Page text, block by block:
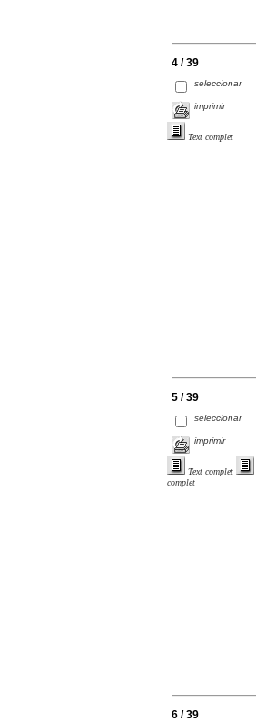
4 / 39
seleccionar
imprimir
Text complet
5 / 39
seleccionar
imprimir
Text complet
complet
6 / 39